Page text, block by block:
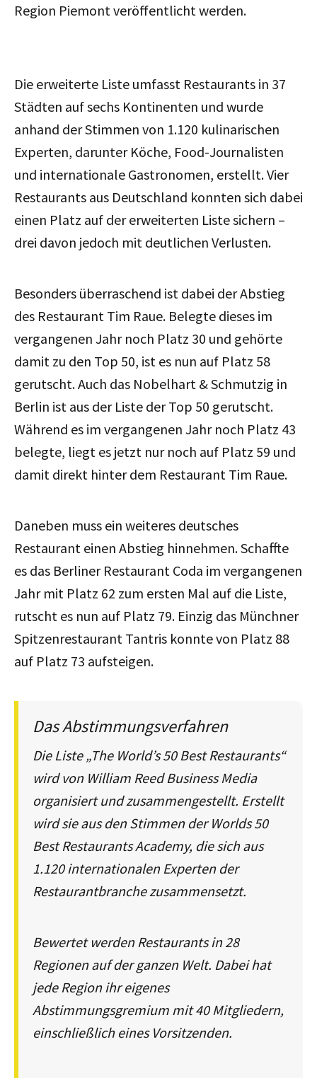
Region Piemont veröffentlicht werden.
Die erweiterte Liste umfasst Restaurants in 37
Städten auf sechs Kontinenten und wurde
anhand der Stimmen von 1.120 kulinarischen
Experten, darunter Köche, Food-Journalisten
und internationale Gastronomen, erstellt. Vier
Restaurants aus Deutschland konnten sich dabei
einen Platz auf der erweiterten Liste sichern –
drei davon jedoch mit deutlichen Verlusten.
Besonders überraschend ist dabei der Abstieg
des Restaurant Tim Raue. Belegte dieses im
vergangenen Jahr noch Platz 30 und gehörte
damit zu den Top 50, ist es nun auf Platz 58
gerutscht. Auch das Nobelhart & Schmutzig in
Berlin ist aus der Liste der Top 50 gerutscht.
Während es im vergangenen Jahr noch Platz 43
belegte, liegt es jetzt nur noch auf Platz 59 und
damit direkt hinter dem Restaurant Tim Raue.
Daneben muss ein weiteres deutsches
Restaurant einen Abstieg hinnehmen. Schaffte
es das Berliner Restaurant Coda im vergangenen
Jahr mit Platz 62 zum ersten Mal auf die Liste,
rutscht es nun auf Platz 79. Einzig das Münchner
Spitzenrestaurant Tantris konnte von Platz 88
auf Platz 73 aufsteigen.
Das Abstimmungsverfahren
Die Liste „The World’s 50 Best Restaurants“
wird von William Reed Business Media
organisiert und zusammengestellt. Erstellt
wird sie aus den Stimmen der Worlds 50
Best Restaurants Academy, die sich aus
1.120 internationalen Experten der
Restaurantbranche zusammensetzt.
Bewertet werden Restaurants in 28
Regionen auf der ganzen Welt. Dabei hat
jede Region ihr eigenes
Abstimmungsgremium mit 40 Mitgliedern,
einschließlich eines Vorsitzenden.